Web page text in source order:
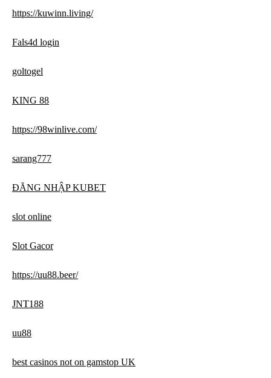
https://kuwinn.living/
Fals4d login
goltogel
KING 88
https://98winlive.com/
sarang777
ĐĂNG NHẬP KUBET
slot online
Slot Gacor
https://uu88.beer/
JNT188
uu88
best casinos not on gamstop UK